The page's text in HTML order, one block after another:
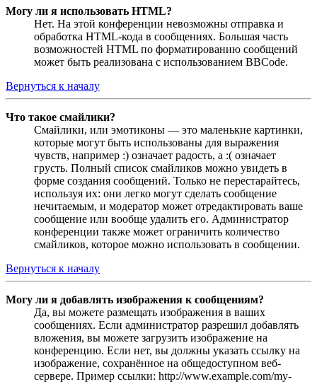
Могу ли я использовать HTML?
Нет. На этой конференции невозможны отправка и
обработка HTML-кода в сообщениях. Большая часть
возможностей HTML по форматированию сообщений
может быть реализована с использованием BBCode.
Вернуться к началу
Что такое смайлики?
Смайлики, или эмотиконы — это маленькие картинки,
которые могут быть использованы для выражения
чувств, например :) означает радость, а :( означает
грусть. Полный список смайликов можно увидеть в
форме создания сообщений. Только не перестарайтесь,
используя их: они легко могут сделать сообщение
нечитаемым, и модератор может отредактировать ваше
сообщение или вообще удалить его. Администратор
конференции также может ограничить количество
смайликов, которое можно использовать в сообщении.
Вернуться к началу
Могу ли я добавлять изображения к сообщениям?
Да, вы можете размещать изображения в ваших
сообщениях. Если администратор разрешил добавлять
вложения, вы можете загрузить изображение на
конференцию. Если нет, вы должны указать ссылку на
изображение, сохранённое на общедоступном веб-
сервере. Пример ссылки: http://www.example.com/my-